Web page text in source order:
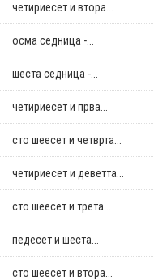
четириесет и втора...
осма седница -...
шеста седница -...
четириесет и прва...
сто шеесет и четврта...
четириесет и деветта...
сто шеесет и трета...
педесет и шеста...
сто шеесет и втора...